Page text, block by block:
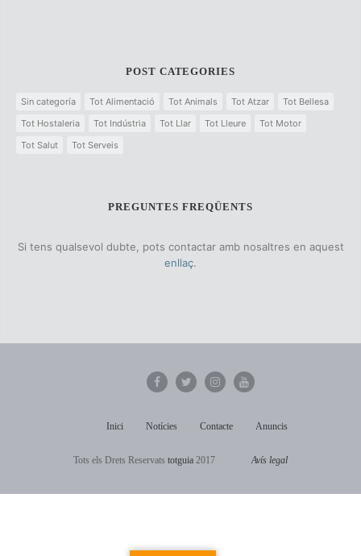
POST CATEGORIES
Sin categoría Tot Alimentació Tot Animals Tot Atzar
Tot Bellesa
Tot Hostaleria
Tot Indústria Tot Llar Tot Lleure
Tot Motor
Tot Salut
Tot Serveis
PREGUNTES FREQÜENTS
Si tens qualsevol dubte, pots contactar amb nosaltres en aquest
enllaç.
Inici Notícies Contacte Anuncis
Tots els Drets Reservats totguia 2017 Avís legal